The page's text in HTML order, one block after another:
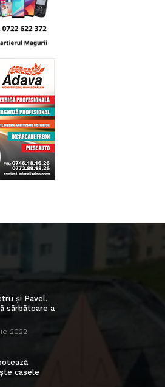
și Pavel,
sărbătoare a
2022
casele